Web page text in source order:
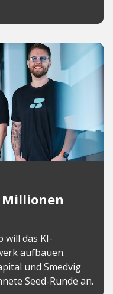
will das KI-
aufbauen.
und Smedvig
Seed-Runde an.